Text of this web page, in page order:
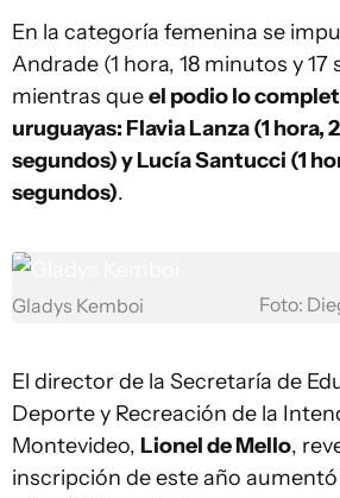
En la categoría femenina se
Andrade (1 hora, 18 minutos y 17
mientras queel podio lo
uruguayas: Flavia Lanza (1 hora,
segundos) y Lucía Santucci (1
segundos).
Gladys Kemboi Foto:
El director de la Secretaría de
Deporte y Recreación de la
Montevideo, Lionel de Mello,
inscripción de este año